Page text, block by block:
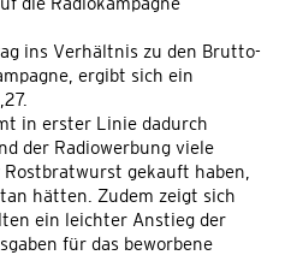
ins Verhältnis zu den Brutto-
ergibt sich ein
in erster Linie dadurch
der Radiowerbung viele
gekauft haben,
hätten. Zudem zeigt sich
ein leichter Anstieg der
für das beworbene